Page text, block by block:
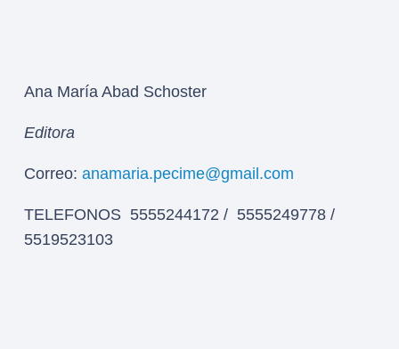
Ana María Abad Schoster
Editora
Correo: anamaria.pecime@gmail.com
TELEFONOS 5555244172 / 5555249778 /
5519523103